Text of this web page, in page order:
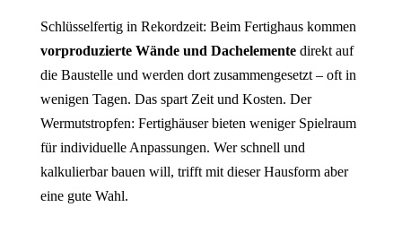
Schlüsselfertig in Rekordzeit: Beim Fertighaus kommen
vorproduzierte Wände und Dachelementedirekt auf
die Baustelle und werden dort zusammengesetzt – oft in
wenigen Tagen. Das spart Zeit und Kosten. Der
Wermutstropfen: Fertighäuser bieten weniger Spielraum
für individuelle Anpassungen. Wer schnell und
kalkulierbar bauen will, trifft mit dieser Hausform aber
eine gute Wahl.